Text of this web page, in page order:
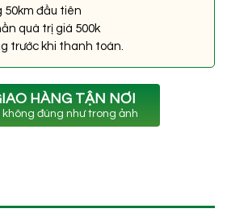
50km đầu tiên
quà trị giá 500k
trước khi thanh toán.
HÀNG TẬN NƠI
đúng như trong ảnh